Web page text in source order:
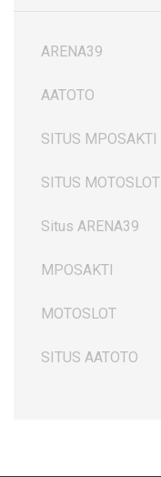
ARENA39
AATOTO
SITUS MPOSAKTI
SITUS MOTOSLOT
Situs ARENA39
MPOSAKTI
MOTOSLOT
SITUS AATOTO